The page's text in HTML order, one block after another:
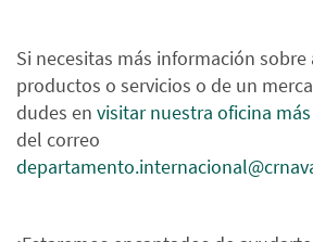
Si necesitas más información
productos o servicios o de un
dudes en visitar nuestra oficina
del correo